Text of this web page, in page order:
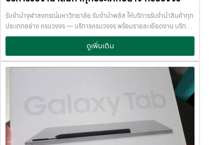
กำหนด ติดต่อเราได้ทันทีหากมีปัญหา ลิงก์ที่เกี่ยวข้อง รับจำนำเทอร์มิ
นัล21อโศก รับจำนำเทอร์มินัล21อโศก
พยายามให้บริการด้วยความอ่อนโยน สุจริต และไว้วางใจได้ พื้นที่บริการ
ของ รับจำนำพลัส เพื่อให้ครอบคลุมกลุ่มลูกค้าในหลายเขตกรุงเทพฯ เรามี
จุดบริการในหลายพื้นที่สำคัญดังนี้: เขต ลาดพร้าว เขต แจ้งวัฒนะ เขต สีลม
เขต รัชดา เขต บางแค เขต รามอินทรา เขต บางนา ไม่ว่าคุณอยู่ในซอย
ลาดพร้าวโชคชัย4 ลาดปลาเค้า รัชดาซอย หรือใกล้แยกสีลม ช่องนนทรี
บางนา เมกาบางนา บางแค เดอะมอลล์บางแค รามอินทรา กม.8 หรือใกล้
โชว์รูมแจ้งวัฒนะ — เราพร้อมให้บริการถึงที่ บริการรับจำนำสินค้าที่ให้
บริการ ที่ รับจำนำพลัส เรามีบริการครอบคลุมหลากหลายประเภทสินค้าที่
ลูกค้าต้องการจำนำ ดังนี้: รับจำนำ โทรศัพท์มือถือ / สมาร์ตโฟน (iPhone,
Samsung, Huawei, Oppo ฯลฯ) รับจำนำ โน้ตบุ๊ก / คอมพิวเตอร์ /
แล็ปท็อป รับจำนำ แท็บเล็ต / iPad รับจำนำ เครื่องใช้ไฟฟ้าเล็ก / เครื่องใช้
ไฟฟ้าภายในบ้าน รับจำนำ กล้องถ่ายรูป / กล้องดิจิตอล / อุปกรณ์ถ่ายภาพ
รับจำนำ ของสะสม / ของมีค่าอื่น ๆ บริการแต่ละประเภท ประเมินราคาตาม
รับจำนำจุฬาลงกรณ์มหาวิทยาลัย รับจำนำพลัส ให้บริการรับจำนำสินค้าทุก
ประเภทอย่าง ครบวงจร — บริการครบวงจร พร้อมรายละเอียดงาน บริการ
รับจำนำสินค้าไอทีทุกชนิด พร้อมให้บริการในเขต ลาดพร้าว แจ้งวัฒนะ สีลม
รัชดา บางแค รามอินทรา บางนา ด้วยมาตรฐาน รวดเร็ว ปลอดภัย ให้ราคา
สูง รับจำนำจุฬาลงกรณ์มหาวิทยาลัย — รับจำนำพลัส ให้บริการรับจำนำ
สินค้าทุกประเภทอย่าง ครบวงจร รับจำนำจุฬาลงกรณ์มหาวิทยาลัย รับ
จำนำพลัส ให้บริการรับจำนำสินค้าทุกประเภทอย่าง ครบวงจร จ่ายเงินสด
ทันที ไม่รอนาน รับจำนำจุฬาลงกรณ์มหาวิทยาลัย จ่ายเงินสดทันที ไม่รอ
กรุงเทพฯ โทรศัพท์ มือถือ โน้ตบุ๊ก เครื่องใช้ไฟฟ้า และสินทรัพย์มีค่าอื่น ๆ
ทำไมเลือก รับจำนำพลัส (JumnumPlus) เมื่อคุณต้องการเงินด่วน เราที่
รับจำนำพลัส ให้บริการรับจำนำสินค้าทุกประเภทอย่างครบวงจร — ไม่ว่าจะ
เป็น โทรศัพท์มือถือ โน้ตบุ๊ก เครื่องใช้ไฟฟ้า หรือ สินทรัพย์มีค่าอื่น ๆ —
ดูเพิ่มเติม